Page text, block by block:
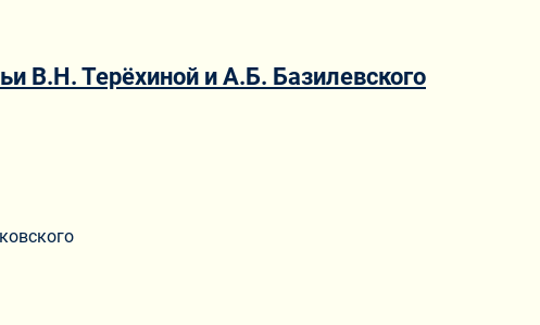
В.Н. Терёхиной и А.Б. Базилевского